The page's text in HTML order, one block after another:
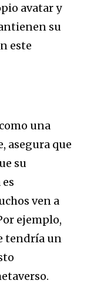
avatar y
su
este
una
asegura que
su
ven a
ejemplo,
tendría un